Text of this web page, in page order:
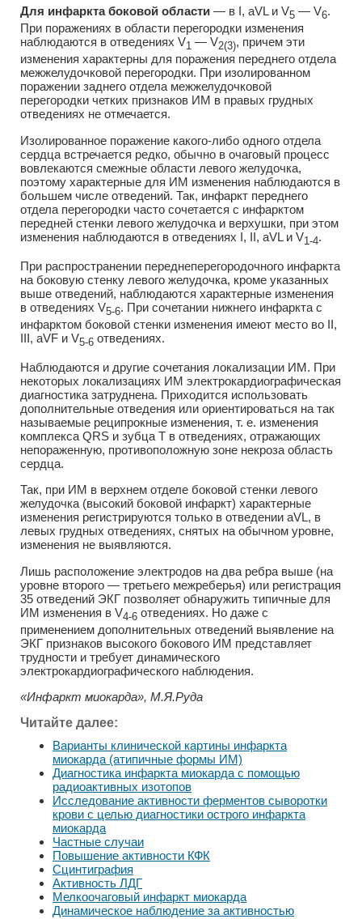
Для инфаркта боковой области — в I, aVL и V5 — V6.
При поражениях в области перегородки изменения
наблюдаются в отведениях V1 — V2(3), причем эти
изменения характерны для поражения переднего отдела
межжелудочковой перегородки. При изолированном
поражении заднего отдела межжелудочковой
перегородки четких признаков ИМ в правых грудных
отведениях не отмечается.
Изолированное поражение какого-либо одного отдела
сердца встречается редко, обычно в очаговый процесс
вовлекаются смежные области левого желудочка,
поэтому характерные для ИМ изменения наблюдаются в
большем числе отведений. Так, инфаркт переднего
отдела перегородки часто сочетается с инфарктом
передней стенки левого желудочка и верхушки, при этом
изменения наблюдаются в отведениях I, II, aVL и V1-4.
При распространении переднеперегородочного инфаркта
на боковую стенку левого желудочка, кроме указанных
выше отведений, наблюдаются характерные изменения
в отведениях V5-6. При сочетании нижнего инфаркта с
инфарктом боковой стенки изменения имеют место во II,
III, aVF и V5-6 отведениях.
Наблюдаются и другие сочетания локализации ИМ. При
некоторых локализациях ИМ электрокардиографическая
диагностика затруднена. Приходится использовать
дополнительные отведения или ориентироваться на так
называемые реципрокные изменения, т. е. изменения
комплекса QRS и зубца Т в отведениях, отражающих
непораженную, противоположную зоне некроза область
сердца.
Так, при ИМ в верхнем отделе боковой стенки левого
желудочка (высокий боковой инфаркт) характерные
изменения регистрируются только в отведении aVL, в
левых грудных отведениях, снятых на обычном уровне,
изменения не выявляются.
Лишь расположение электродов на два ребра выше (на
уровне второго — третьего межреберья) или регистрация
35 отведений ЭКГ позволяет обнаружить типичные для
ИМ изменения в V4-6 отведениях. Но даже с
применением дополнительных отведений выявление на
ЭКГ признаков высокого бокового ИМ представляет
трудности и требует динамического
электрокардиографического наблюдения.
«Инфаркт миокарда», М.Я.Руда
Читайте далее:
Варианты клинической картины инфаркта
миокарда (атипичные формы ИМ)
Диагностика инфаркта миокарда с помощью
радиоактивных изотопов
Исследование активности ферментов сыворотки
крови с целью диагностики острого инфаркта
миокарда
Частные случаи
Повышение активности КФК
Сцинтиграфия
Активность ЛДГ
Мелкоочаговый инфаркт миокарда
Динамическое наблюдение за активностью